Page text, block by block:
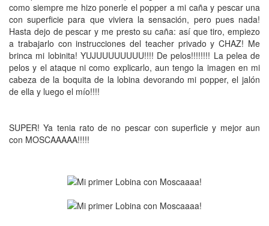
como siempre me hizo ponerle el popper a mi caña y pescar una
con superficie para que viviera la sensación, pero pues nada!
Hasta dejo de pescar y me presto su caña: así que tiro, empiezo
a trabajarlo con instrucciones del teacher privado y CHAZ! Me
brinca mi lobinita! YUJUUUUUUUU!!!! De pelos!!!!!!!! La pelea de
pelos y el ataque ni como explicarlo, aun tengo la imagen en mi
cabeza de la boquita de la lobina devorando mi popper, el jalón
de ella y luego el mío!!!!
SUPER! Ya tenia rato de no pescar con superficie y mejor aun
con MOSCAAAAA!!!!!